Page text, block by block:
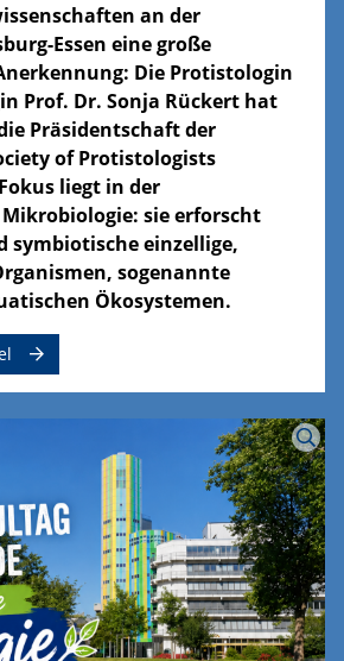
an der
Essen eine große
Die Protistologin
Prof. Dr. Sonja Rückert hat
Präsidentschaft der
of Protistologists
liegt in der
sie erforscht
symbiotische einzellige,
sogenannte
Ökosystemen.